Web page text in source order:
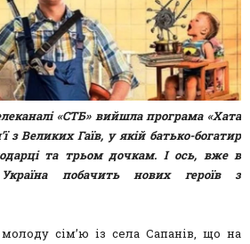
«СТБ» вийшла програма «Хата
з Великих Гаїв, у якій батько-богатир
та трьом дочкам. І ось, вже в
побачить нових героїв з
сім’ю із села Сапанів, що на